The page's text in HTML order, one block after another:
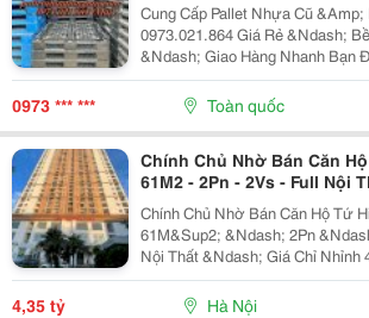
Cung Cấp Pallet Nhựa Cũ
0973.021.864 Giá Rẻ &Ndash; Bền &Ndash; Đẹp
&Ndash; Giao Hàng Nhanh Bạn Đang Tìm Pallet Nhựa
Bình Dương Chất Lượng Với
Pallet Nhựa Cho Kho Hàng,
Hoặc Xuất...
0973 *** *** Toàn quốc
Chính Chủ Nhờ Bán Căn
61M2 - 2Pn - 2Vs - Full Nội
4 Tỷ
Chính Chủ Nhờ Bán Căn Hộ Tứ
61M&Sup2; &Ndash; 2Pn
Nội Thất &Ndash; Giá Chỉ Nhỉnh
Điều Hòa, Giường, Tủ Lạnh Và
Thiết. - Hướng Cửa: Đông Nam.
4,35 tỷ Hà Nội